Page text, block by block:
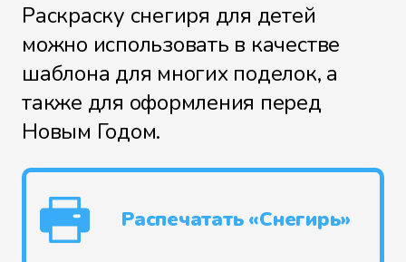
Раскраску снегиря для детей
можно использовать в качестве
шаблона для многих поделок, а
также для оформления перед
Новым Годом.
Распечатать «Снегирь»